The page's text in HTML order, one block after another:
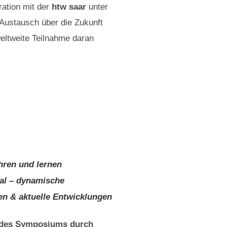
mit der htw saarunter
über die Zukunft
Teilnahme daran
und lernen
– dynamische
& aktuelle Entwicklungen
Symposiums durch